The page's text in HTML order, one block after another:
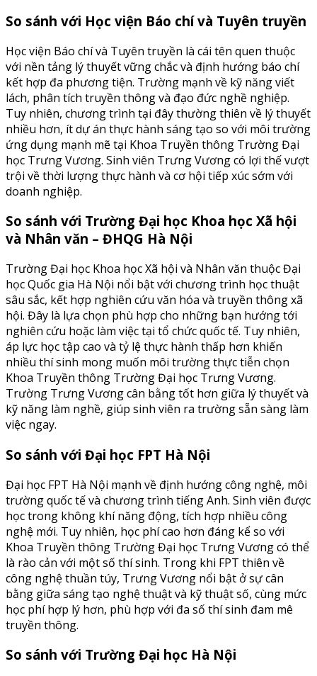
So sánh với Học viện Báo chí và Tuyên truyền
Học viện Báo chí và Tuyên truyền là cái tên quen thuộc
với nền tảng lý thuyết vững chắc và định hướng báo chí
kết hợp đa phương tiện. Trường mạnh về kỹ năng viết
lách, phân tích truyền thông và đạo đức nghề nghiệp.
Tuy nhiên, chương trình tại đây thường thiên về lý thuyết
nhiều hơn, ít dự án thực hành sáng tạo so với môi trường
ứng dụng mạnh mẽ tại Khoa Truyền thông Trường Đại
học Trưng Vương. Sinh viên Trưng Vương có lợi thế vượt
trội về thời lượng thực hành và cơ hội tiếp xúc sớm với
doanh nghiệp.
So sánh với Trường Đại học Khoa học Xã hội
và Nhân văn – ĐHQG Hà Nội
Trường Đại học Khoa học Xã hội và Nhân văn thuộc Đại
học Quốc gia Hà Nội nổi bật với chương trình học thuật
sâu sắc, kết hợp nghiên cứu văn hóa và truyền thông xã
hội. Đây là lựa chọn phù hợp cho những bạn hướng tới
nghiên cứu hoặc làm việc tại tổ chức quốc tế. Tuy nhiên,
áp lực học tập cao và tỷ lệ thực hành thấp hơn khiến
nhiều thí sinh mong muốn môi trường thực tiễn chọn
Khoa Truyền thông Trường Đại học Trưng Vương.
Trường Trưng Vương cân bằng tốt hơn giữa lý thuyết và
kỹ năng làm nghề, giúp sinh viên ra trường sẵn sàng làm
việc ngay.
So sánh với Đại học FPT Hà Nội
Đại học FPT Hà Nội mạnh về định hướng công nghệ, môi
trường quốc tế và chương trình tiếng Anh. Sinh viên được
học trong không khí năng động, tích hợp nhiều công
nghệ mới. Tuy nhiên, học phí cao hơn đáng kể so với
Khoa Truyền thông Trường Đại học Trưng Vương có thể
là rào cản với một số thí sinh. Trong khi FPT thiên về
công nghệ thuần túy, Trưng Vương nổi bật ở sự cân
bằng giữa sáng tạo nghệ thuật và kỹ thuật số, cùng mức
học phí hợp lý hơn, phù hợp với đa số thí sinh đam mê
truyền thông.
So sánh với Trường Đại học Hà Nội